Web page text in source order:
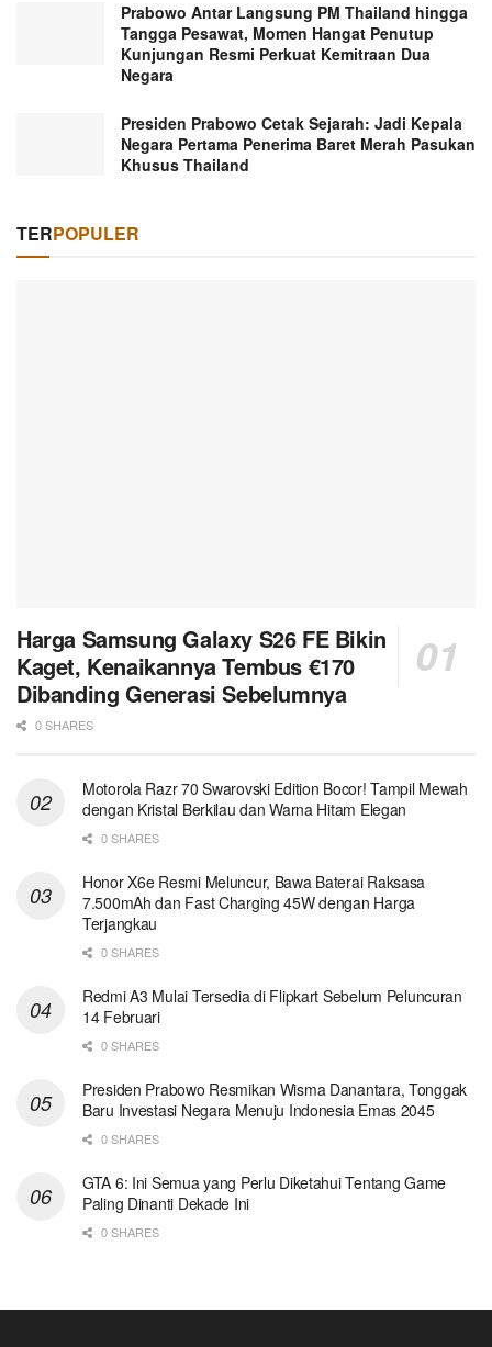
Prabowo Antar Langsung PM Thailand hingga
Tangga Pesawat, Momen Hangat Penutup
Kunjungan Resmi Perkuat Kemitraan Dua
Negara
Presiden Prabowo Cetak Sejarah: Jadi Kepala
Negara Pertama Penerima Baret Merah Pasukan
Khusus Thailand
TERPOPULER
Harga Samsung Galaxy S26 FE Bikin
Kaget, Kenaikannya Tembus €170
Dibanding Generasi Sebelumnya
0 SHARES
Motorola Razr 70 Swarovski Edition Bocor! Tampil Mewah
dengan Kristal Berkilau dan Warna Hitam Elegan
0 SHARES
Honor X6e Resmi Meluncur, Bawa Baterai Raksasa
7.500mAh dan Fast Charging 45W dengan Harga
Terjangkau
0 SHARES
Redmi A3 Mulai Tersedia di Flipkart Sebelum Peluncuran
14 Februari
0 SHARES
Presiden Prabowo Resmikan Wisma Danantara, Tonggak
Baru Investasi Negara Menuju Indonesia Emas 2045
0 SHARES
GTA 6: Ini Semua yang Perlu Diketahui Tentang Game
Paling Dinanti Dekade Ini
0 SHARES